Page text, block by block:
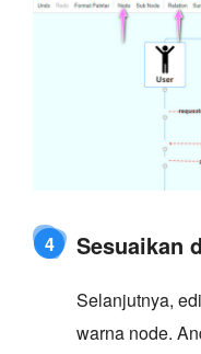
4 Sesuaikan
Selanjutnya,
warna node.